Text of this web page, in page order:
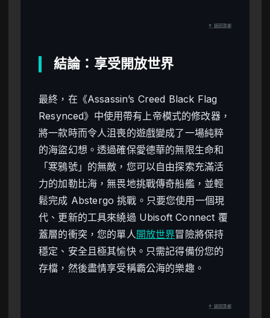
↑ 返回頂部
結論：享受開放世界
最終，在《Assassin’s Creed Black Flag
Resynced》中使用帶有上帝模式的修改器，
將一款時而令人沮喪的遊戲變成了一場純粹
的海盜幻想。透過確保愛德華的無限生命和
「寒鴉號」的無敵，您可以自由探索充滿活
力的加勒比海，無畏地挑戰傳奇船艦，並輕
鬆完成 Abstergo 挑戰。只要您使用一個現
代、更新的工具來繞過 Ubisoft Connect 覆
蓋層的衝突，您的單人開放世界冒險將保持
穩定、安全且極其愉快。只需記得備份您的
存檔，然後盡情享受稱霸公海的樂趣。
↑ 返回頂部